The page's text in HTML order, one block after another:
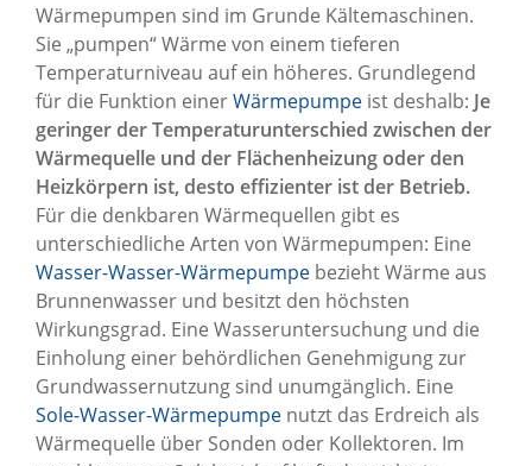
Wärmepumpen sind im Grunde Kältemaschinen.
Sie „pumpen“ Wärme von einem tieferen
Temperaturniveau auf ein höheres. Grundlegend
für die Funktion einerWärmepumpe ist deshalb: Je
geringer der Temperaturunterschied zwischen der
Wärmequelle und der Flächenheizung oder den
Heizkörpern ist, desto effizienter ist der Betrieb.
Für die denkbaren Wärmequellen gibt es
unterschiedliche Arten von Wärmepumpen: Eine
Wasser-Wasser-Wärmepumpe bezieht Wärme aus
Brunnenwasser und besitzt den höchsten
Wirkungsgrad. Eine Wasseruntersuchung und die
Einholung einer behördlichen Genehmigung zur
Grundwassernutzung sind unumgänglich. Eine
Sole-Wasser-Wärmepumpe nutzt das Erdreich als
Wärmequelle über Sonden oder Kollektoren. Im